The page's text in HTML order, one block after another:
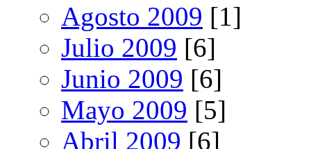
Agosto 2009 [1]
Julio 2009 [6]
Junio 2009 [6]
Mayo 2009 [5]
Abril 2009 [6]